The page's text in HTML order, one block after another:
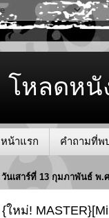
โหลดหนั
หน้าแรก คำถามที่พ
วันเสาร์ที่ 13 กุมภาพันธ์ พ.
{ใหม่!